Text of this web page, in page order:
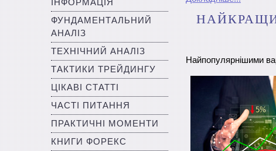
ІНФОРМАЦІЯ
ФУНДАМЕНТАЛЬНИЙ
АНАЛІЗ
ТЕХНІЧНИЙ АНАЛІЗ
ТАКТИКИ ТРЕЙДИНГУ
ЦІКАВІ СТАТТІ
ЧАСТІ ПИТАННЯ
ПРАКТИЧНІ МОМЕНТИ
КНИГИ ФОРЕКС
Найпопулярнішими